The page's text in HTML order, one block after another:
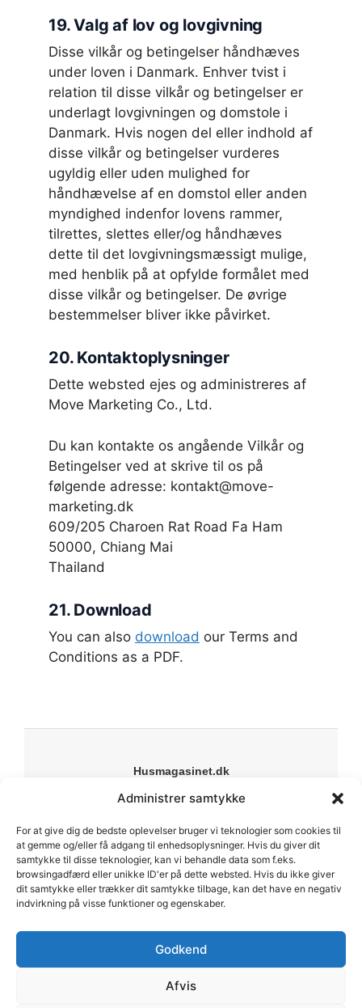
Administrer samtykke
For at give dig de bedste oplevelser bruger vi teknologier som cookies til
at gemme og/eller få adgang til enhedsoplysninger. Hvis du giver dit
samtykke til disse teknologier, kan vi behandle data som f.eks.
browsingadfærd eller unikke ID'er på dette websted. Hvis du ikke giver
dit samtykke eller trækker dit samtykke tilbage, kan det have en negativ
indvirkning på visse funktioner og egenskaber.
Godkend
Afvis
19. Valg af lov og lovgivning
Disse vilkår og betingelser håndhæves
under loven i Danmark. Enhver tvist i
relation til disse vilkår og betingelser er
underlagt lovgivningen og domstole i
Danmark. Hvis nogen del eller indhold af
disse vilkår og betingelser vurderes
ugyldig eller uden mulighed for
håndhævelse af en domstol eller anden
myndighed indenfor lovens rammer,
tilrettes, slettes eller/og håndhæves
dette til det lovgivningsmæssigt mulige,
med henblik på at opfylde formålet med
disse vilkår og betingelser. De øvrige
bestemmelser bliver ikke påvirket.
20. Kontaktoplysninger
Dette websted ejes og administreres af
Move Marketing Co., Ltd.
Du kan kontakte os angående Vilkår og
Betingelser ved at skrive til os på
følgende adresse: kontakt@move-
marketing.dk
609/205 Charoen Rat Road Fa Ham
50000, Chiang Mai
Thailand
21. Download
You can also download our Terms and
Conditions as a PDF.
Husmagasinet.dk
Din online guide til bolig, have og livsstil. Vi deler
til byggeprojekter.
Forside
Om os
Kontakt
Sitemap
Cookiepolitik
Vilkår & betingelser